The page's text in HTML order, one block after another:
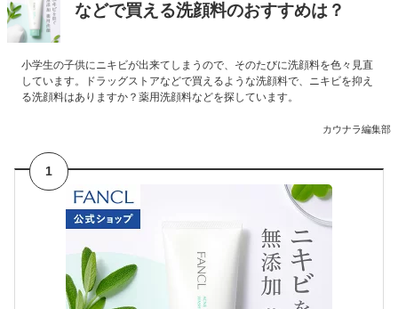
などで買える洗顔料のおすすめは？
小学生の子供にニキビが出来てしまうので、そのたびに洗顔料を色々見直
しています。ドラッグストアなどで買えるような洗顔料で、ニキビを抑え
る洗顔料はありますか？薬用洗顔料などを探しています。
カウナラ編集部
1